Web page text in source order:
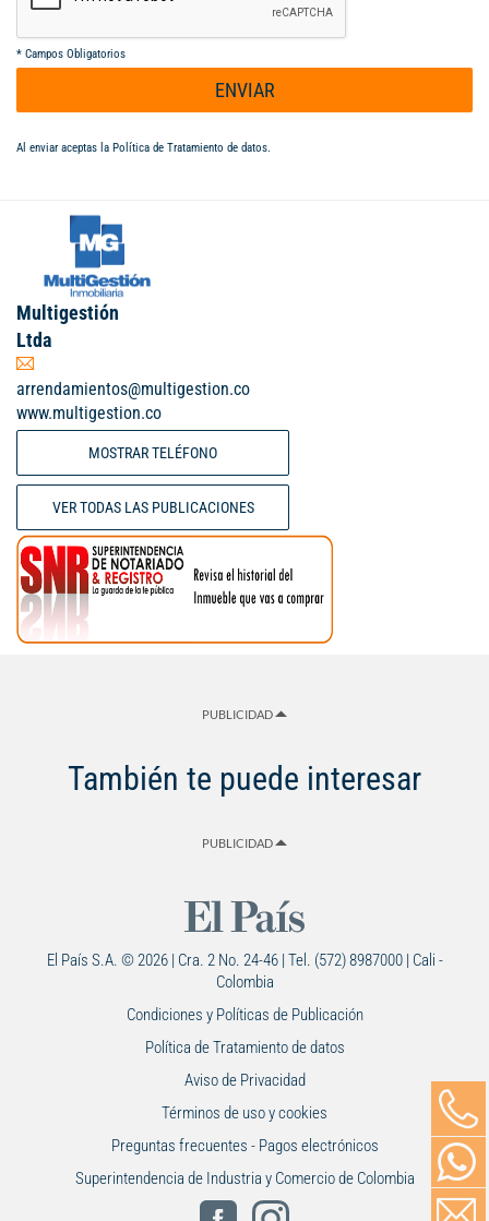
* Campos Obligatorios
ENVIAR
Al enviar aceptas la Política de Tratamiento de datos.
Multigestión
Ltda
arrendamientos@multigestion.co
www.multigestion.co
MOSTRAR TELÉFONO
VER TODAS LAS PUBLICACIONES
PUBLICIDAD
También te puede interesar
PUBLICIDAD
El País S.A. © 2026 | Cra. 2 No. 24-46 | Tel. (572) 8987000 | Cali -
Colombia
Condiciones y Políticas de Publicación
Política de Tratamiento de datos
Aviso de Privacidad
Términos de uso y cookies
Preguntas frecuentes - Pagos electrónicos
Superintendencia de Industria y Comercio de Colombia